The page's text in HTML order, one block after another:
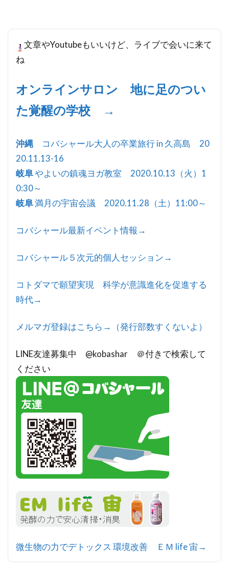
文章やYoutubeもいいけど、ライブで会いに来て
ね
オンラインサロン 地に足のつい
た覚醒の学校 →
沖縄 コバシャール大人の卒業旅行 in 久高島 20
20.11.13-16
岐阜やよいの鎮魂ヨガ教室 2020.10.13（火）1
0:30～
岐阜満月の宇宙会議 2020.11.28（土）11:00～
コバシャール最新イベント情報→
コバシャール５次元的個人セッション→
コトダマで願望実現 科学が意識進化を促進する
時代→
メルマガ登録はこちら→（発行部数すくないよ）
LINE友達募集中 @kobashar ＠付きで検索して
ください
微生物の力でデトックス 環境改善 ＥＭ life 宙→